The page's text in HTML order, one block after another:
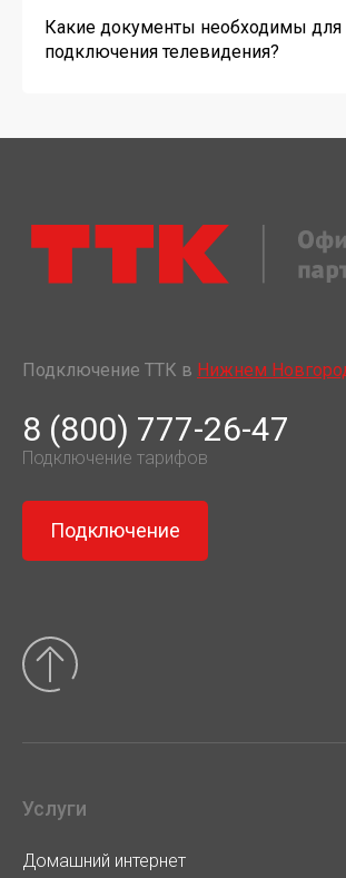
Какие документы необходимы для
подключения телевидения?
Подключение ТТК в Нижнем
8 (800) 777-26-47
Подключение тарифов
Подключение
Услуги
Домашний интернет